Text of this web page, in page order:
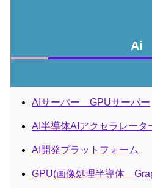
Ai
AIサーバー GPUサーバー
AI半導体AIアクセラレータ
AI開発プラットフォーム
GPU(画像処理半導体